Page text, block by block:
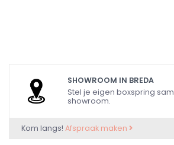
SHOWROOM IN BREDA
Stel je eigen boxspring
showroom.
Kom langs! Afspraak maken